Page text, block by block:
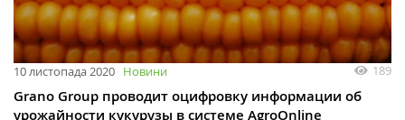
10 листопада 2020 Новини 189
Grano Group проводит оцифровку информации об
урожайности кукурузы в системе AgroOnline